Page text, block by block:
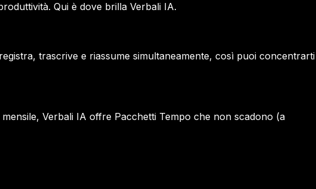
Qui è dove brilla Verbali IA.
trascrive e riassume simultaneamente, così puoi concentrarti
Verbali IA offre Pacchetti Tempo che non scadono (a